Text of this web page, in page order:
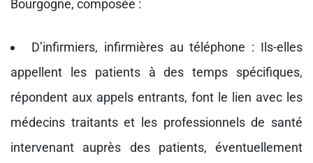
Bourgogne, composée :
D’infirmiers, infirmières au téléphone : Ils-elles
appellent les patients à des temps spécifiques,
répondent aux appels entrants, font le lien avec les
médecins traitants et les professionnels de santé
intervenant auprès des patients, éventuellement